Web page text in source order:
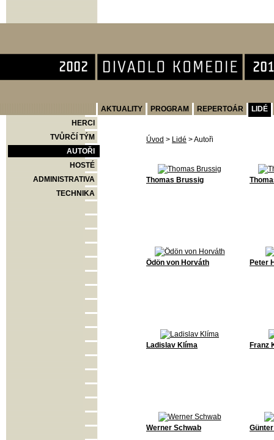
AKTUALITY PROGRAM REPERTOÁR
LIDÉ
HERCI
TVŮRČÍ TÝM
AUTOŘI
HOSTÉ
ADMINISTRATIVA
TECHNIKA
Úvod > Lidé >Autoři
Thomas Brussig
Ödön von Horváth Peter
Ladislav Klíma Franz
Werner Schwab